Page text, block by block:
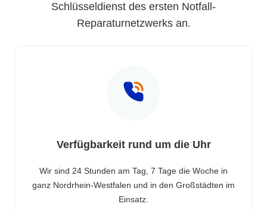
Schlüsseldienst des ersten Notfall-
Reparaturnetzwerks an.
Verfügbarkeit rund um die Uhr
Wir sind 24 Stunden am Tag, 7 Tage die Woche in
ganz Nordrhein-Westfalen und in den Großstädten im
Einsatz.